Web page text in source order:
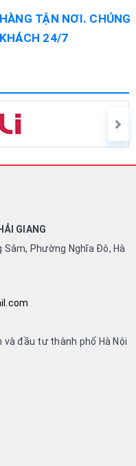
TẬN NƠI. CHÚNG
24/7
GIANG
Sâm, Phường Nghĩa Đô, Hà
và đầu tư thành phố Hà Nội